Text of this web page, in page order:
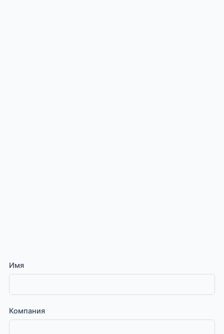
Имя
Компания